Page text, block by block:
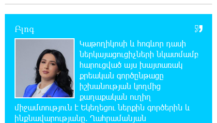
Մեդիչիների հետքը նաև գինեգործության
11:53:22 6-08-2026
Մի´ հանձնվիր թուրքական
ողորմածությանը, պայքարիր մինչև վերջ.
Ավետիք Չալաբյանի ուղերձը կալանավայրից
11:48:55 6-08-2026
«Չեմ վերադառնալու փաստաբանական
գործունեությանը»․ Արամ Վարդևանյան
Բլոգ
Կաթողիկոսի և հոգևոր դասի
ներկայացուցիչների նկատմամբ
հարուցված այս խայտառակ
քրեական գործընթացը
իշխանության կողմից
քաղաքական ուղիղ
միջամտություն է Եկեղեցու ներքին գործերին և
ինքնավարությանը. Ղահրամանյան